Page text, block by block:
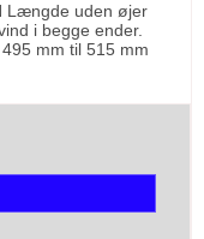
Længde uden øjer
i begge ender.
mm til 515 mm